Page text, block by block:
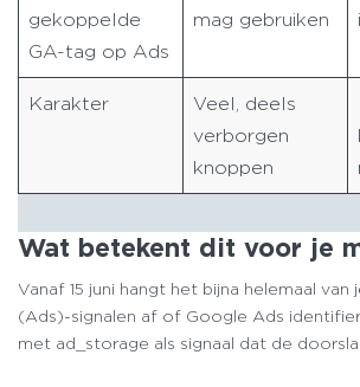
gekoppelde
GA-tag op Ads
mag gebruiken
Karakter
Veel, deels
verborgen
knoppen
Wat betekent dit voor je
Vanaf 15 juni hangt het bijna helemaal
(Ads)-signalen af of Google Ads
met ad_storage als signaal dat de